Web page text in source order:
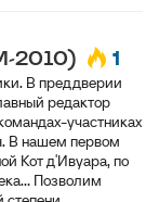
2010) 1
В преддверии
редактор
участниках
В нашем первом
Кот д′Ивуара, по
Позволим